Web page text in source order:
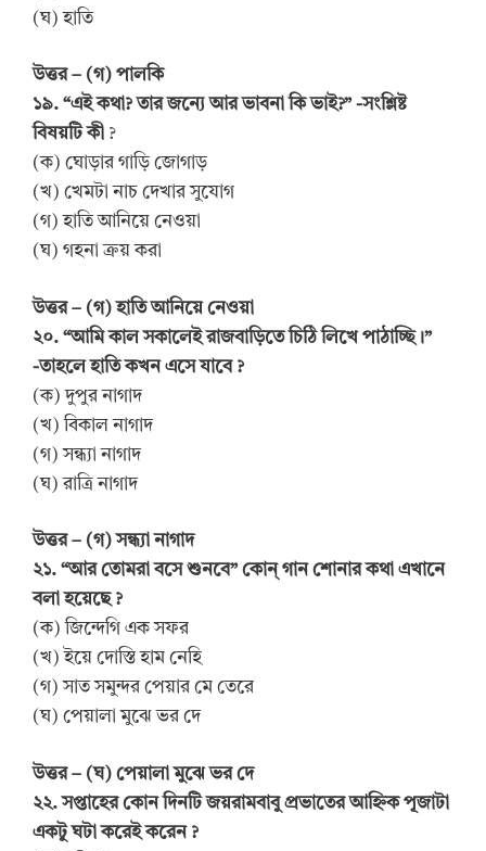
(ঘ) হাতি
উত্তর – (গ) পালকি
১৯. “এই কথা? তার জন্যে আর ভাবনা কি ভাই?” -সংশ্লিষ্ট
বিষয়টি কী ?
(ক) ঘোড়ার গাড়ি জোগাড়
(খ) খেমটা নাচ দেখার সুযোগ
(গ) হাতি আনিয়ে নেওয়া
(ঘ) গহনা ক্রয় করা
উত্তর – (গ) হাতি আনিয়ে নেওয়া
২০. “আমি কাল সকালেই রাজবাড়িতে চিঠি লিখে পাঠাচ্ছি।”
-তাহলে হাতি কখন এসে যাবে ?
(ক) দুপুর নাগাদ
(খ) বিকাল নাগাদ
(গ) সন্ধ্যা নাগাদ
(ঘ) রাত্রি নাগাদ
উত্তর – (গ) সন্ধ্যা নাগাদ
২১. “আর তোমরা বসে শুনবে” কোন্ গান শোনার কথা এখানে
বলা হয়েছে ?
(ক) জিন্দেগি এক সফর
(খ) ইয়ে দোস্তি হাম নেহি
(গ) সাত সমুন্দর পেয়ার মে তেরে
(ঘ) পেয়ালা মুঝে ভর দে
উত্তর – (ঘ) পেয়ালা মুঝে ভর দে
২২. সপ্তাহের কোন দিনটি জয়রামবাবু প্রভাতের আহ্নিক পূজাটা
একটু ঘটা করেই করেন ?